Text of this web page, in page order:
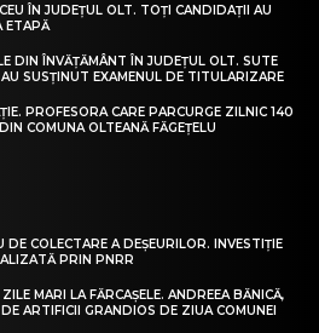
ÎN JUDEȚUL OLT. TOȚI CANDIDAȚII AU
ETAPĂ
DIN ÎNVĂȚĂMÂNT ÎN JUDEȚUL OLT. SUTE
SUSȚINUT EXAMENUL DE TITULARIZARE
PROFESORA CARE PARCURGE ZILNIC 140
COMUNA OLTEANĂ FĂGEȚELU
COLECTARE A DEȘEURILOR. INVESTIȚIE
PRIN PNRR
MARI LA FĂRCAȘELE. ANDREEA BĂNICĂ,
ARTIFICII GRANDIOS DE ZIUA COMUNEI